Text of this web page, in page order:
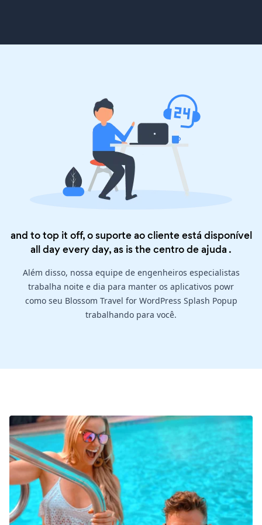
and to top it off, o suporte ao cliente está disponível
all day every day, as is thecentro de ajuda .
Além disso, nossa equipe de engenheiros especialistas
trabalha noite e dia para manter os aplicativos powr
como seu Blossom Travel for WordPress Splash Popup
trabalhando para você.